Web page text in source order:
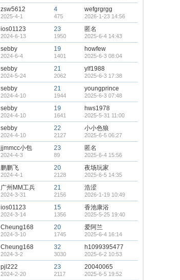
zsw5612
2025-4-1
4
475
wefgrgrgg
2026-1-23 14:56
ios01123
2024-6-13
23
1950
匿名
2025-6-4 14:43
sebby
2024-6-4
19
1401
howfew
2025-6-3 08:04
sebby
2024-5-24
21
2062
ylf1988
2025-6-3 17:38
sebby
2024-4-10
21
1944
youngprince
2025-6-3 07:48
sebby
2024-4-10
19
1641
hws1978
2025-5-31 11:00
sebby
2024-4-10
22
2127
小小色狼
2025-6-5 06:27
jjmmcc小包
2024-4-3
23
89
匿名
2025-6-4 15:56
鹏鹏飞
2024-4-1
20
2128
夜场玩家
2025-6-5 14:35
广州MM工兵
2024-3-31
21
2156
浩涩
2026-1-19 10:49
ios01123
2024-3-14
15
1356
香池康浴
2025-5-25 19:40
Cheung168
2024-3-10
20
1745
爱阿兰
2025-6-4 16:14
Cheung168
2024-3-2
32
3030
h1099395477
2025-6-2 10:53
pjl222
2024-2-20
23
2117
20040065
2025-6-5 19:52